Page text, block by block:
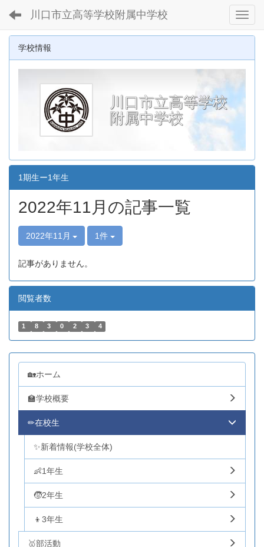
川口市立高等学校附属中学校
学校情報
川口市立高等学校
附属中学校
1期生ー1年生
2022年11月の記事一覧
2022年11月 1件
記事がありません。
閲覧者数
1 8 3 0 2 3 4
🏡ホーム
🏫学校概要
✏在校生
✨新着情報(学校全体)
👶1年生
🧒2年生
👦3年生
🥇部活動